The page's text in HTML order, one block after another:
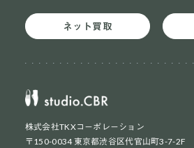
株式会社TKXコーポレーション
〒150-0034 東京都渋谷区代官山町3-7-2F
ネット買取